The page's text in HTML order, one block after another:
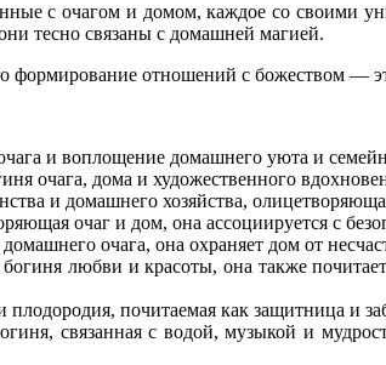
с очагом и домом, каждое со своими
тесно связаны с домашней магией.
отношений с божеством —
и воплощение домашнего уюта и
очага, дома и художественного
и домашнего хозяйства,
очаг и дом, она ассоциируется с
очага, она охраняет дом от
любви и красоты, она также
почитаемая как защитница и
связанная с водой, музыкой и